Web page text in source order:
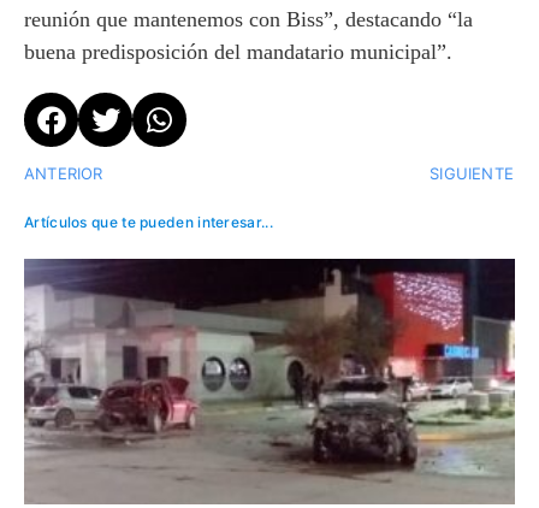
reunión que mantenemos con Biss”, destacando “la
buena predisposición del mandatario municipal”.
ANTERIOR SIGUIENTE
Artículos que te pueden interesar...